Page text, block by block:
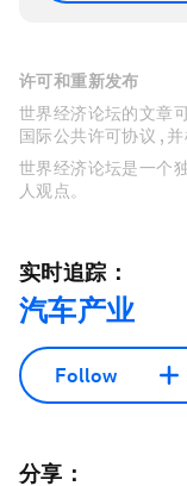
许可和重新发布
世界经济论坛的文章
国际公共许可协议 ,
世界经济论坛是一个
人观点。
实时追踪：
汽车产业
Follow
分享：